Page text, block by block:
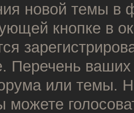
новой темы в
кнопке в
Перечень ваших
или темы.